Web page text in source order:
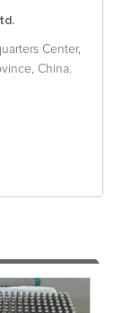
Center,
China.